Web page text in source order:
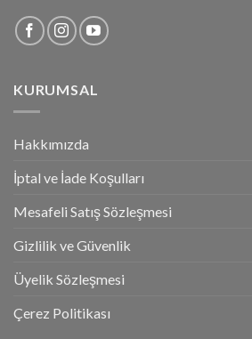
KURUMSAL
Hakkımızda
İptal ve İade Koşulları
Mesafeli Satış Sözleşmesi
Gizlilik ve Güvenlik
Üyelik Sözleşmesi
Çerez Politikası